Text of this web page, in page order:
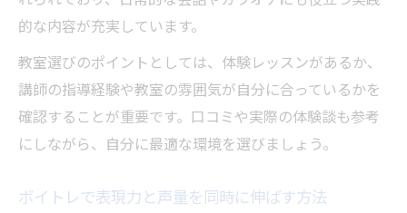
的な内容が充実しています。
教室選びのポイントとしては、体験レッスンがあるか、
講師の指導経験や教室の雰囲気が自分に合っているかを
確認することが重要です。口コミや実際の体験談も参考
にしながら、自分に最適な環境を選びましょう。
ボイトレで表現力と声量を同時に伸ばす方法